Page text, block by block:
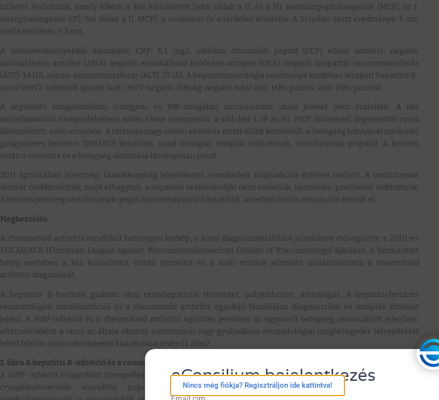
ízületet észleltünk, amely főként a kéz kisízületeit [jobb oldalt a II. és a III. metacarpophalangealis (MCP), az I.
interphalangealis (IP), bal oldalt a II. MCP], a csuklókat és a térdeket érintette. A Schober-teszt eredménye: 5 cm,
mellkaskitérés: 5,5 cm.
A laboreredményekből kiemeljük: CRP: 8,1 mg/l, ciklikus citrunilált peptid (CCP) elleni antitest: negatív,
antinukleáris antitest (ANA): negatív, extrahálható nukleáris antigén (ENA): negatív, aszpartát-aminotranszferáz
(AST): 34 U/l, alanin-aminotranszferáz (ALT): 29 U/l. A hepatitisszerológia eredménye korábban lezajlott hepatitis B-
vírus (HBV) -infekciót igazolt (anti-HCV: negatív, HBsAg: negatív, totál anti-HBc: pozitív, anti-HBs: pozitív).
A képalkotó vizsgálatokban (röntgen- és MR-vizsgálat) sacroileitisre utaló jeleket nem észleltek. A kéz
összehasonlító röntgenfelvétele során sávos osteopenia, a jobb kéz I. IP és III. MCP ízületénél degeneratív cysta
ábrázolódott, széli erosióval. A tartósan nagy ízületi aktivitás miatt előbb kombinált, a betegség lefolyását módosító
gyógyszeres kezelést (DMARD) kezdtünk, majd biológiai terápiát indítottunk, certolizumab-pegollal. A kezelés
során a synovitis és a betegség aktivitása látványosan javult.
2011 áprilisában levertség, fáradékonyság jelentkezett, emelkedett májfunkciós értékek mellett. A methotrexat
dózisát csökkentettük, majd elhagytuk, a hepatitis reaktivációját nem észleltük, lamivudin-profilaxist indítottunk.
A kezelés jelenleg certolizumab-pegol monoterápiával folytatódik, amellyel tartós remissziót értünk el.
Megbeszélés
A rheumatoid arthritis rendkívül heterogén kórkép, a korai diagnózisfelállítást jelentősen elősegítette a 2010-es
EULAR/ACR (European League Against Rheumatism/American College of Rheumatology) ajánlása. A bemutatott
beteg esetében a kéz kisízületeit érintő synovitis és a széli eróziók jelenléte alátámasztotta a rheumatoid
arthritis diagnózisát.
A hepatitis B-fertőzés gyakran okoz extrahepaticus tüneteket, polyarthritist, arthralgiát. A hepatitisfertőzés
reumatológiai manifesztációi és a rheumatoid arthritis egyidejű fennállása diagnosztikai és terápiás kihívást
jelent. A HBV-infekció és a rheumatoid arthritis együttes jelenléte az egyszerű betegség asszociációt jelezheti,
alternatívaként a vírus az általa okozott autoimmun vagy gyulladásos reumatológiai megbetegedés létrejöttéért
lehet felelős immunkomplexek kialakulása révén (1. ábra).
1. ábra A hepatitis B-infekció és a reumatológiai megbetegedések kapcsolata.
A HBV- infekció triggerként szerepelhet néhány immunmediált megbetegedés előidézésében (polyarteritis nodosa,
cryoglobulinaemiás vasculitis, polyarthritis). Nagyon fontos, hogy az együttes betegségelőfordulást
eConsilium bejelentkezés
Nincs még fiókja? Regisztráljon ide kattintva!